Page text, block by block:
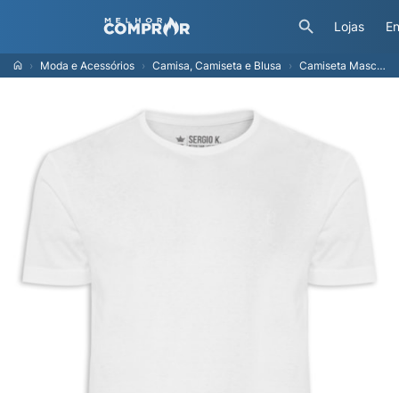
Lojas
Moda e Acessórios Camisa, Camiseta e Blusa Camiseta Masculina Estampa Pedal Studio Branco